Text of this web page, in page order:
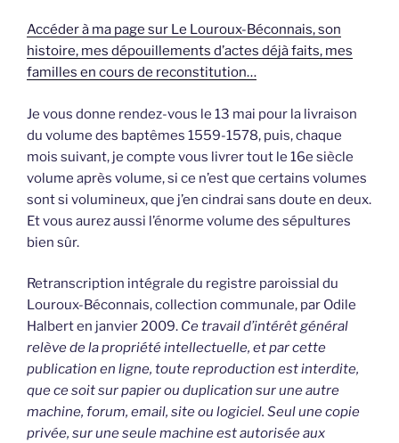
Accéder à ma page sur Le Louroux-Béconnais, son
histoire, mes dépouillements d’actes déjà faits, mes
familles en cours de reconstitution…
Je vous donne rendez-vous le 13 mai pour la livraison
du volume des baptêmes 1559-1578, puis, chaque
mois suivant, je compte vous livrer tout le 16e siècle
volume après volume, si ce n’est que certains volumes
sont si volumineux, que j’en cindrai sans doute en deux.
Et vous aurez aussi l’énorme volume des sépultures
bien sûr.
Retranscription intégrale du registre paroissial du
Louroux-Béconnais, collection communale, par Odile
Halbert en janvier 2009. Ce travail d’intérêt général
relève de la propriété intellectuelle, et par cette
publication en ligne, toute reproduction est interdite,
que ce soit sur papier ou duplication sur une autre
machine, forum, email, site ou logiciel. Seul une copie
privée, sur une seule machine est autorisée aux